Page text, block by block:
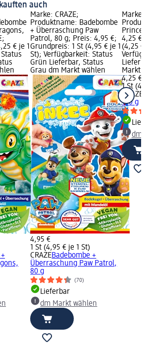
auch
€ je 1
Marke: CRAZE;
Produktname: Badebombe
+ Überraschung Paw
Patrol, 80 g; Preis: 4,95 €;
Grundpreis: 1 St (4,95 € je 1
St); Verfügbarkeit: Status
Grün Lieferbar, Status
Grau dm Markt wählen
4,95 €
1 St (4,95 € je 1 St)
CRAZEBadebombe +
Überraschung Paw Patrol,
80 g
(70)
Lieferbar
dm Markt wählen
Marke:
4,25 €;
(4,25 €
Markt
4,25 €
1 St
CRAZE
100 g
dm